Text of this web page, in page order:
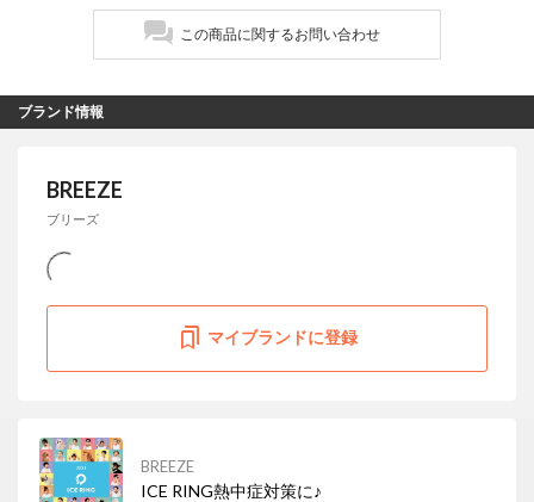
この商品に関するお問い合わせ
ブランド情報
BREEZE
ブリーズ
マイブランドに登録
BREEZE
ICE RING熱中症対策に♪